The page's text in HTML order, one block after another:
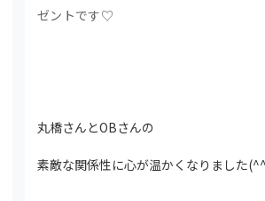
ゼントです♡
丸橋さんとOBさんの
素敵な関係性に心が温かくなりました